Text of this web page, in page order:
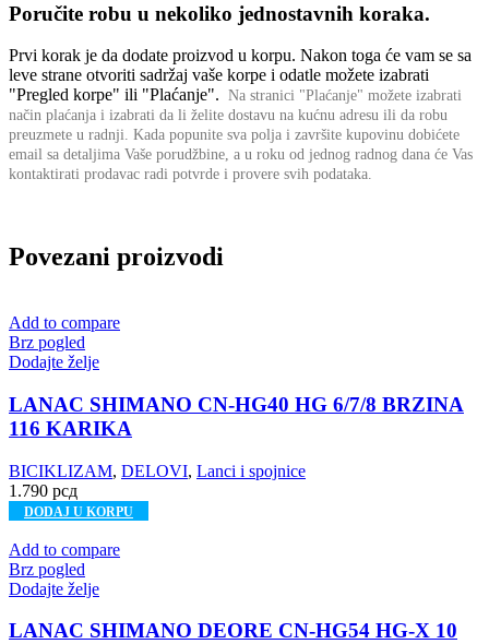
Poručite robu u nekoliko jednostavnih koraka.
Prvi korak je da dodate proizvod u korpu. Nakon toga će vam se sa
leve strane otvoriti sadržaj vaše korpe i odatle možete izabrati
"Pregled korpe" ili "Plaćanje". Na stranici "Plaćanje" možete izabrati
način plaćanja i izabrati da li želite dostavu na kućnu adresu ili da robu
preuzmete u radnji. Kada popunite sva polja i završite kupovinu dobićete
email sa detaljima Vaše porudžbine, a u roku od jednog radnog dana će Vas
kontaktirati prodavac radi potvrde i provere svih podataka.
Povezani proizvodi
Add to compare
Brz pogled
Dodajte želje
LANAC SHIMANO CN-HG40 HG 6/7/8 BRZINA
116 KARIKA
BICIKLIZAM, DELOVI, Lanci i spojnice
1.790 рсд
DODAJ U KORPU
Add to compare
Brz pogled
Dodajte želje
LANAC SHIMANO DEORE CN-HG54 HG-X 10